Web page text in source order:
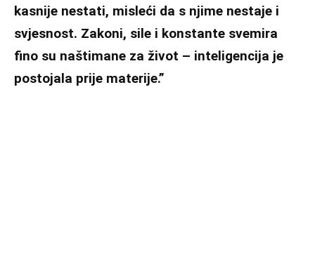
kasnije nestati, misleći da s njime nestaje i
svjesnost. Zakoni, sile i konstante svemira
fino su naštimane za život – inteligencija je
postojala prije materije.”